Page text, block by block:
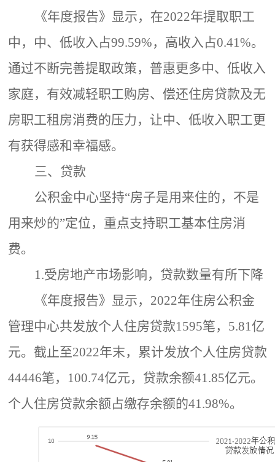
《年度报告》显示，在2022年提取职工
中，中、低收入占99.59%，高收入占0.41%。
通过不断完善提取政策，普惠更多中、低收入
家庭，有效减轻职工购房、偿还住房贷款及无
房职工租房消费的压力，让中、低收入职工更
有获得感和幸福感。
三、贷款
公积金中心坚持“房子是用来住的，不是
用来炒的”定位，重点支持职工基本住房消
费。
1.受房地产市场影响，贷款数量有所下降
《年度报告》显示， 2022年住房公积金
管理中心共发放个人住房贷款1595笔，5.81亿
元。截止至2022年末，累计发放个人住房贷款
44446笔， 100.74亿元，贷款余额41.85亿元。
个人住房贷款余额占缴存余额的41.98%。